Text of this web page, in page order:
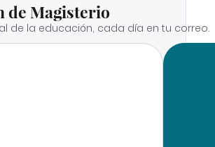
de Magisterio
de la educación, cada día en tu correo.